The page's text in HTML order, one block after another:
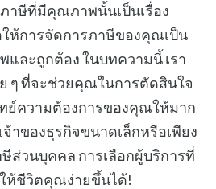
าษีที่มีคุณภาพนั้นเป็นเรื่อง
ห้การจัดการภาษีของคุณเป็น
และถูกต้อง ในบทความนี้ เรา
ๆ ที่จะช่วยคุณในการตัดสินใจ
ย์ความต้องการของคุณให้มาก
าของธุรกิจขนาดเล็กหรือเพียง
ส่วนบุคคล การเลือกผู้บริการที่
ห้ชีวิตคุณง่ายขึ้นได้!